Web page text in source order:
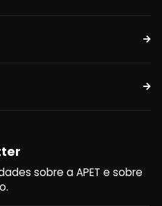
sobre a APET e sobre